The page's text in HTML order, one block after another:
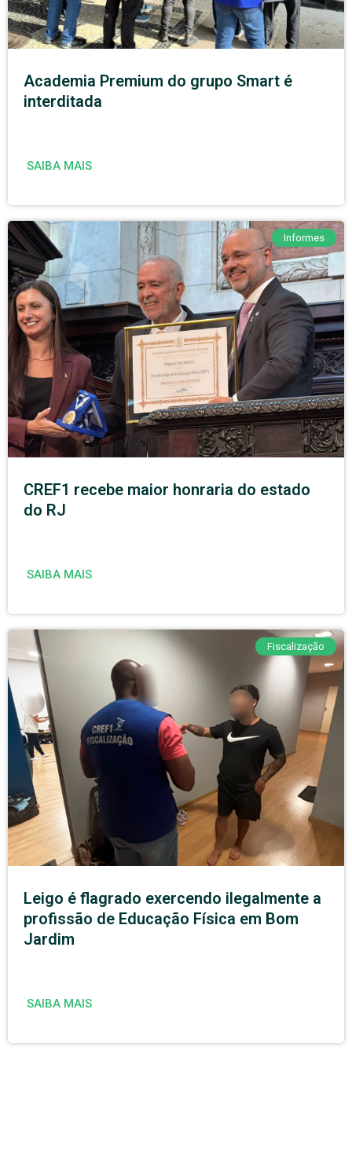
Academia Premium do grupo Smart é
interditada
SAIBA MAIS
Informes
CREF1 recebe maior honraria do estado
do RJ
SAIBA MAIS
Fiscalização
Leigo é flagrado exercendo ilegalmente a
profissão de Educação Física em Bom
Jardim
SAIBA MAIS